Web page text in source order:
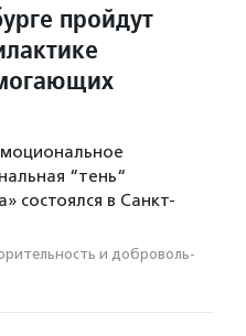
пройдут
“тень“
состоялся в Санкт-
и доброволь­